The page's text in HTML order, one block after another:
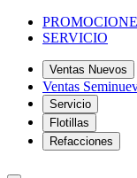
SERVICIO
Ventas Nuevos
Ventas
Servicio
Flotillas
Refacciones